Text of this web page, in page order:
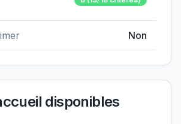
Non
disponibles